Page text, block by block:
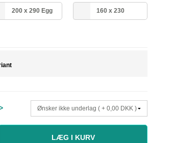
200 x 290 Egg 160 x 230
LÆG I KURV